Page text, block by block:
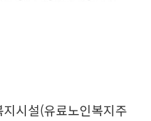
시설(유료노인복지주